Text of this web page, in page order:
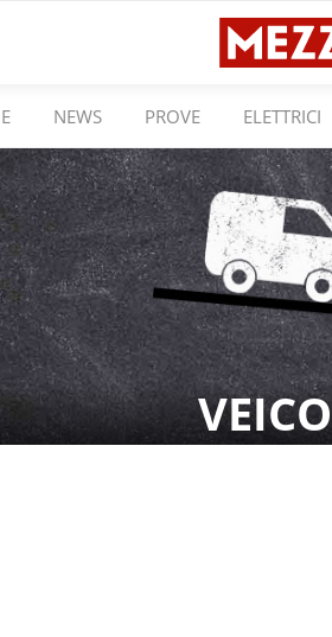
NEWS PROVE ELETTRICI